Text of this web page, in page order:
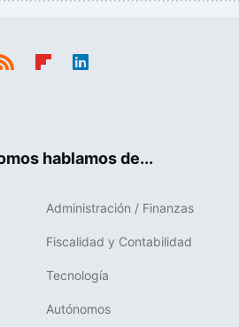
hablamos de...
Administración / Finanzas
Fiscalidad y Contabilidad
Tecnología
Autónomos